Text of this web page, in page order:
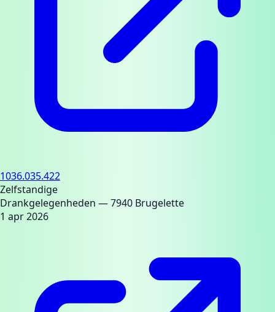
1036.035.422
Zelfstandige
Drankgelegenheden — 7940 Brugelette
1 apr 2026